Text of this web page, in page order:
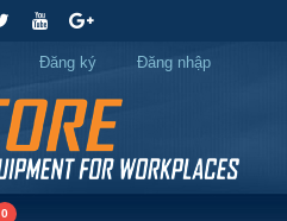
Đăng ký Đăng nhập
0